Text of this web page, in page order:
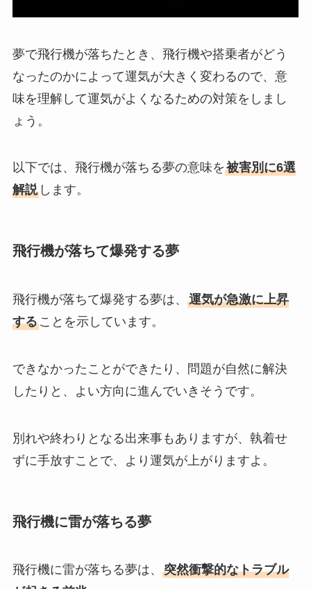
夢で飛行機が落ちたとき、飛行機や搭乗者がどう
なったのかによって運気が大きく変わるので、意
味を理解して運気がよくなるための対策をしまし
ょう。
以下では、飛行機が落ちる夢の意味を被害別に6選
解説します。
飛行機が落ちて爆発する夢
飛行機が落ちて爆発する夢は、 運気が急激に上昇
することを示しています。
できなかったことができたり、問題が自然に解決
したりと、よい方向に進んでいきそうです。
別れや終わりとなる出来事もありますが、執着せ
ずに手放すことで、より運気が上がりますよ。
飛行機に雷が落ちる夢
飛行機に雷が落ちる夢は、 突然衝撃的なトラブル